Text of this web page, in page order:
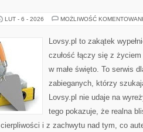
LUT - 6 - 2026 MOŻLIWOŚĆ
Lovsy.pl to zakątek
czułość łączy się z
w małe święto. To serwis
zabieganych, którzy
Lovsy.pl nie udaje na
tego pokazuje, że realna
i z zachwytu nad tym, co